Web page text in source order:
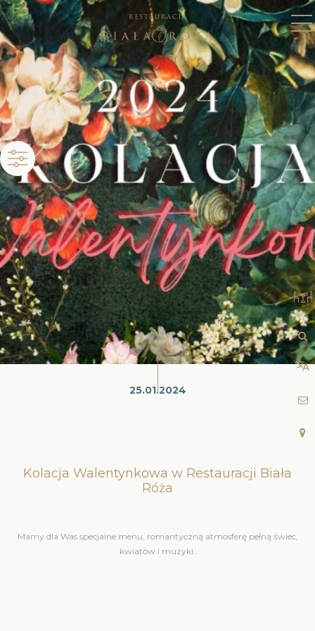
25.01.2024
Kolacja Walentynkowa w Restauracji Biała
Róża
Mamy dla Was specjalne menu, romantyczną atmosferę pełną świec,
kwiatów i muzyki.